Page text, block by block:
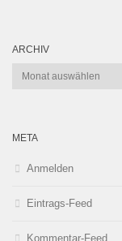
ARCHIV
Archiv
META
Anmelden
Eintrags-Feed
Kommentar-Feed